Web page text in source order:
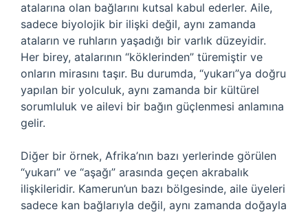
atalarına olan bağlarını kutsal kabul ederler. Aile,
sadece biyolojik bir ilişki değil, aynı zamanda
ataların ve ruhların yaşadığı bir varlık düzeyidir.
Her birey, atalarının “köklerinden” türemiştir ve
onların mirasını taşır. Bu durumda, “yukarı”ya doğru
yapılan bir yolculuk, aynı zamanda bir kültürel
sorumluluk ve ailevi bir bağın güçlenmesi anlamına
gelir.
Diğer bir örnek, Afrika’nın bazı yerlerinde görülen
“yukarı” ve “aşağı” arasında geçen akrabalık
ilişkileridir. Kamerun’un bazı bölgesinde, aile üyeleri
sadece kan bağlarıyla değil, aynı zamanda doğayla